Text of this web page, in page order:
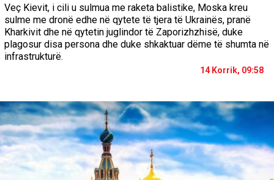
Veç Kievit, i cili u sulmua me raketa balistike, Moska kreu
sulme me dronë edhe në qytete të tjera të Ukrainës, pranë
Kharkivit dhe në qytetin juglindor të Zaporizhzhisë, duke
plagosur disa persona dhe duke shkaktuar dëme të shumta në
infrastrukturë.
14 Korrik, 09:58